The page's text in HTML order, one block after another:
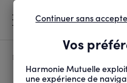
Vos
Harmonie Mutuelle
une expérience de
Continuer sans